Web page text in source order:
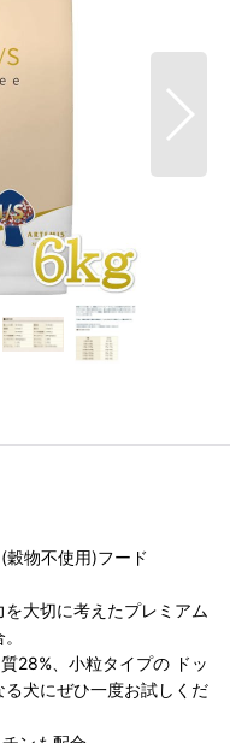
物不使用)フード
大切に考えたプレミアム
28%、小粒タイプの ドッ
犬にぜひ一度お試しくだ